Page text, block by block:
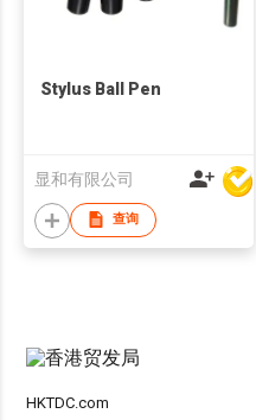
Stylus Ball Pen
显和有限公司
查询
HKTDC.com